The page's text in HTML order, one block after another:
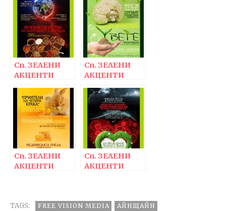
Сп. ЗЕЛЕНИ
АКЦЕНТИ
Сп. ЗЕЛЕНИ
АКЦЕНТИ
Сп. ЗЕЛЕНИ
АКЦЕНТИ
Сп. ЗЕЛЕНИ
АКЦЕНТИ
TAGS: FREE VISION MEDIA
АЙНЩАЙН